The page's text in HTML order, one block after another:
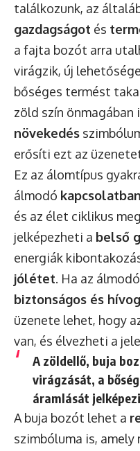
találkozunk, az
gazdagságot és
a fajta bozót arra
virágzik, új
bőséges termést
zöld szín önmagában
növekedés
erősíti ezt az
Ez az álomtípus
álmodó
és az élet ciklikus
jelképezheti a belső
energiák
jólétet. Ha az
biztonságos és
üzenete lehet, hogy
van, és élvezheti a
A zöldellő, buja
virágzását, a
áramlását
A buja bozót lehet a
szimbóluma is, amely